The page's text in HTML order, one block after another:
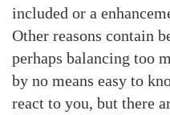
included or a
Other reasons contain
perhaps balancing too
by no means easy to
react to you, but there